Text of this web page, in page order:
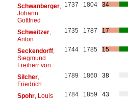
Schwanberger,
Johann
Gottfried
1737 1804 34
Schweitzer,
Anton
1735 1787 17
Seckendorff,
Siegmund
Freiherr von
1744 1785 15
Silcher,
Friedrich
1789 1860 38
Spohr, Louis 1784 1859
43